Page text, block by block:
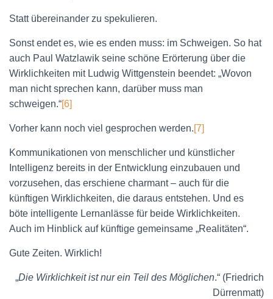
Statt übereinander zu spekulieren.
Sonst endet es, wie es enden muss: im Schweigen. So hat
auch Paul Watzlawik seine schöne Erörterung über die
Wirklichkeiten mit Ludwig Wittgenstein beendet: „Wovon
man nicht sprechen kann, darüber muss man
schweigen.“[6]
Vorher kann noch viel gesprochen werden.[7]
Kommunikationen von menschlicher und künstlicher
Intelligenz bereits in der Entwicklung einzubauen und
vorzusehen, das erschiene charmant – auch für die
künftigen Wirklichkeiten, die daraus entstehen. Und es
böte intelligente Lernanlässe für beide Wirklichkeiten.
Auch im Hinblick auf künftige gemeinsame „Realitäten“.
Gute Zeiten. Wirklich!
„Die Wirklichkeit ist nur ein Teil des Möglichen.“ (Friedrich
Dürrenmatt)